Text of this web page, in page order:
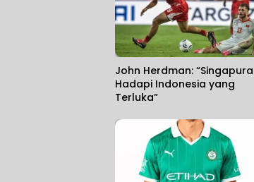
John Herdman: “Singapura
Hadapi Indonesia yang
Terluka”